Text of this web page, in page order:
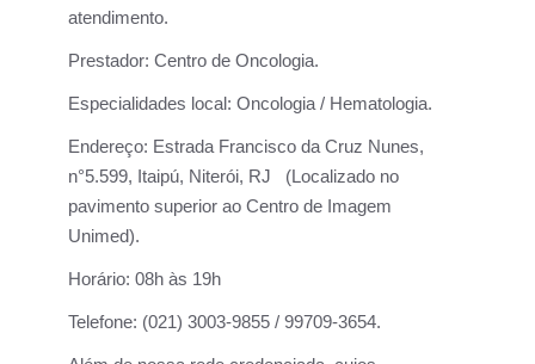
atendimento.
Prestador: Centro de Oncologia.
Especialidades local: Oncologia / Hematologia.
Endereço: Estrada Francisco da Cruz Nunes,
n°5.599, Itaipú, Niterói, RJ (Localizado no
pavimento superior ao Centro de Imagem
Unimed).
Horário: 08h às 19h
Telefone: (021) 3003-9855 / 99709-3654.